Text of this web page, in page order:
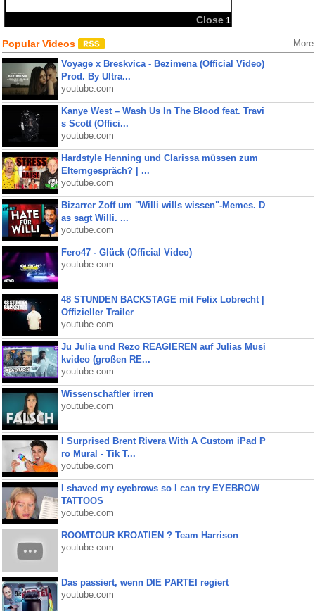
Close 1
Popular Videos More
Voyage x Breskvica - Bezimena (Official Video)
Prod. By Ultra...
youtube.com
Kanye West – Wash Us In The Blood feat. Travi
s Scott (Offici...
youtube.com
Hardstyle Henning und Clarissa müssen zum
Elterngespräch? | ...
youtube.com
Bizarrer Zoff um "Willi wills wissen"-Memes. D
as sagt Willi. ...
youtube.com
Fero47 - Glück (Official Video)
youtube.com
48 STUNDEN BACKSTAGE mit Felix Lobrecht |
Offizieller Trailer
youtube.com
Ju Julia und Rezo REAGIEREN auf Julias Musi
kvideo (großen RE...
youtube.com
Wissenschaftler irren
youtube.com
I Surprised Brent Rivera With A Custom iPad P
ro Mural - Tik T...
youtube.com
I shaved my eyebrows so I can try EYEBROW
TATTOOS
youtube.com
ROOMTOUR KROATIEN ? Team Harrison
youtube.com
Das passiert, wenn DIE PARTEI regiert
youtube.com